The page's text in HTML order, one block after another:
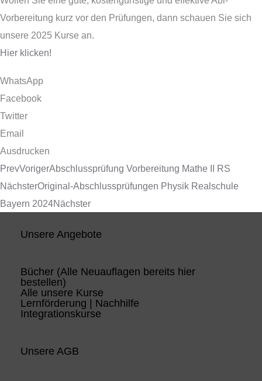
Vorbereitung kurz vor den Prüfungen, dann schauen Sie sich
unsere 2025 Kurse an.
Hier klicken!
WhatsApp
Facebook
Twitter
Email
Ausdrucken
PrevVorigerAbschlussprüfung Vorbereitung Mathe II RS
NächsterOriginal-Abschlussprüfungen Physik Realschule
Bayern 2024Nächster
Unsere Angebote
Bücher (Alle Neuauflagen bereits hier
bestellen)
Alle unsere Kurse
Lernförderung | Nachhilfe
Integrationskurse
Unsere AGB